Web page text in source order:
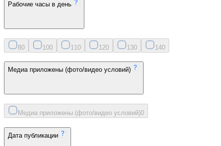
Рабочие часы в день
80 100 11 0 120 130 140
Медиа приложены (фото/видео условий)
Медиа приложены (фото/видео условий)0
Дата публикации